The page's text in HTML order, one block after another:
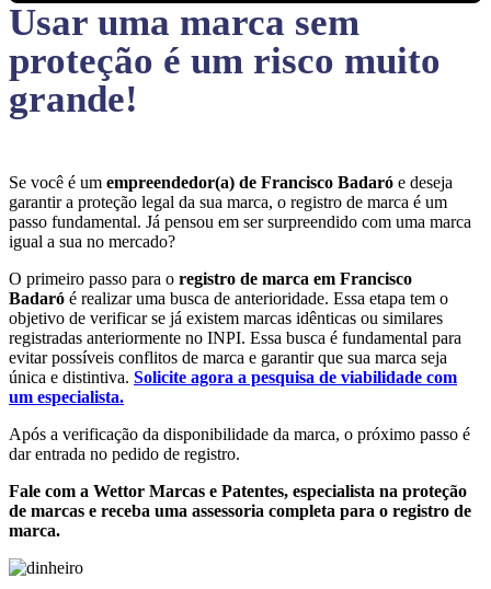
Usar uma marca sem
proteção é um risco muito
grande!
Se você é um empreendedor(a) de Francisco Badaró e deseja
garantir a proteção legal da sua marca, o registro de marca é um
passo fundamental. Já pensou em ser surpreendido com uma marca
igual a sua no mercado?
O primeiro passo para o registro de marca em Francisco
Badaró é realizar uma busca de anterioridade. Essa etapa tem o
objetivo de verificar se já existem marcas idênticas ou similares
registradas anteriormente no INPI. Essa busca é fundamental para
evitar possíveis conflitos de marca e garantir que sua marca seja
única e distintiva. Solicite agora a pesquisa de viabilidade com
um especialista.
Após a verificação da disponibilidade da marca, o próximo passo é
dar entrada no pedido de registro.
Fale com a Wettor Marcas e Patentes, especialista na proteção
de marcas e receba uma assessoria completa para o registro de
marca.